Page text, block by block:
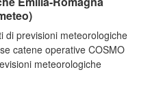
di previsioni meteorologiche
catene operative COSMO
meteorologiche